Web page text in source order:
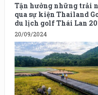
Tận hưởng những trải
qua sự kiện Thailand
du lịch golf Thái Lan
20/09/2024